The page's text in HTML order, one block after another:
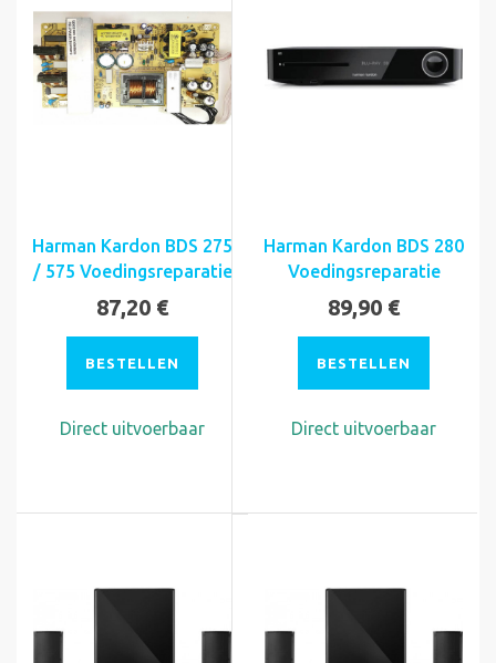
Harman Kardon BDS 275
/ 575 Voedingsreparatie
87,20 €
BESTELLEN
Direct uitvoerbaar
Harman Kardon BDS 280
Voedingsreparatie
89,90 €
BESTELLEN
Direct uitvoerbaar